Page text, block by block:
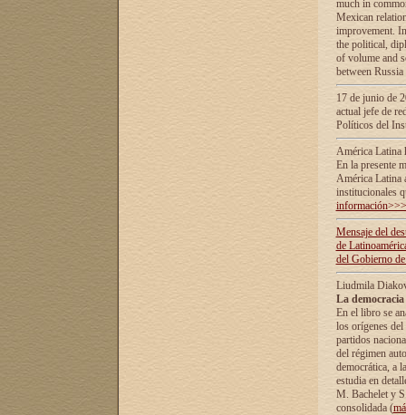
much in
Mexican
improvement.
the political,
of volume and
between
17 de junio de
actual jefe de
Políticos del
América Latina
En la presente
América Latina
institucionales
información>>>
Mensaje del
de
del Gobierno
Liudmila
La
En el libro se
los orígenes
partidos
del régimen
democrática, а
estudia en
М. Bachelet у
consolidada (